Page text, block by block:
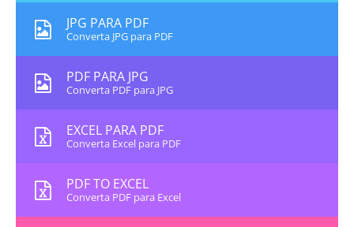
JPG PARA PDF
Converta JPG para PDF
PDF PARA JPG
Converta PDF para JPG
EXCEL PARA PDF
Converta Excel para PDF
PDF TO EXCEL
Converta PDF para Excel